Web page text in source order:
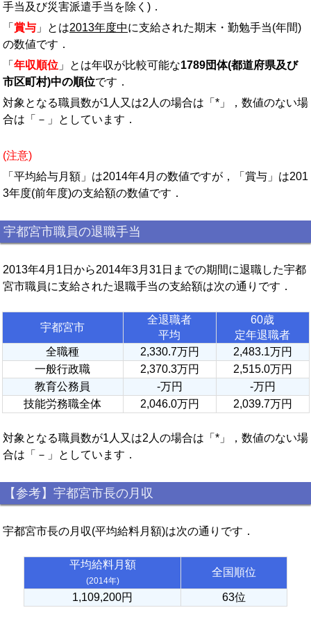
手当及び災害派遣手当を除く)．
「 賞与 」とは2013年度中に支給された期末・勤勉手当(年間)
の数値です．
「 年収順位 」とは年収が比較可能な1789団体(都道府県及び
市区町村)中の順位です．
対象となる職員数が1人又は2人の場合は「*」，数値のない場
合は「－」としています．
(注意)
「平均給与月額」は2014年4月の数値ですが，「賞与」は201
3年度(前年度)の支給額の数値です．
宇都宮市職員の退職手当
2013年4月1日から2014年3月31日までの期間に退職した宇都
宮市職員に支給された退職手当の支給額は次の通りです．
宇都宮市
全退職者
平均
60歳
定年退職者
全職種
2,330.7万円
2,483.1万円
一般行政職
2,370.3万円
2,515.0万円
教育公務員
-万円
-万円
技能労務職全体
2,046.0万円 2,039.7万円
対象となる職員数が1人又は2人の場合は「*」，数値のない場
合は「－」としています．
【参考】宇都宮市長の月収
宇都宮市長の月収(平均給料月額)は次の通りです．
平均給料月額
(2014年)
全国順位
1,109,200円 63位